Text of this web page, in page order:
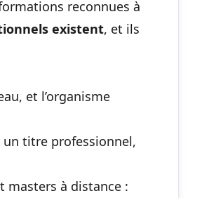
reconnues à
existent, et ils
et l’organisme
titre professionnel,
masters à distance :